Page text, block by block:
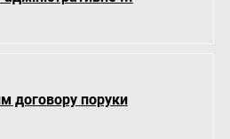
договору поруки